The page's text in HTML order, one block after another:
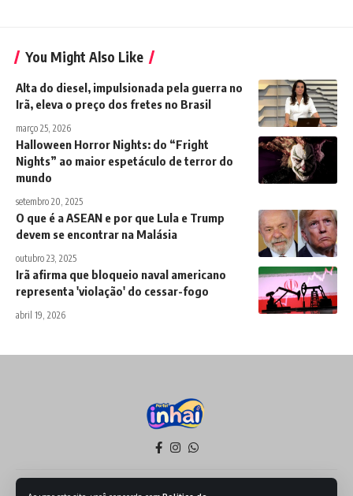
You Might Also Like
Alta do diesel, impulsionada pela guerra no
Irã, eleva o preço dos fretes no Brasil
março 25, 2026
Halloween Horror Nights: do “Fright
Nights” ao maior espetáculo de terror do
mundo
setembro 20, 2025
O que é a ASEAN e por que Lula e Trump
devem se encontrar na Malásia
outubro 23, 2025
Irã afirma que bloqueio naval americano
representa 'violação' do cessar-fogo
abril 19, 2026
Política de Privacidade